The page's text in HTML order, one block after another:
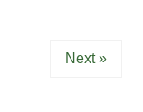
Next »